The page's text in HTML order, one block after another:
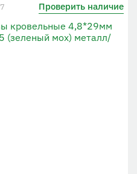
Проверить наличие
кровельные 4,8*29мм
(зеленый мох) металл/